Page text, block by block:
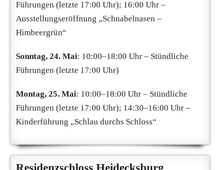
Führungen (letzte 17:00 Uhr); 16:00 Uhr –
Ausstellungseröffnung „Schnabelnasen –
Himbeergrün“
Sonntag, 24. Mai: 10:00–18:00 Uhr – Stündliche
Führungen (letzte 17:00 Uhr)
Montag, 25. Mai: 10:00–18:00 Uhr – Stündliche
Führungen (letzte 17:00 Uhr); 14:30–16:00 Uhr –
Kinderführung „Schlau durchs Schloss“